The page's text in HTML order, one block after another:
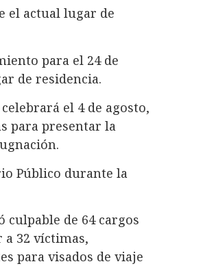
el actual lugar de
para el 24 de
de residencia.
el 4 de agosto,
para presentar la
Público durante la
culpable de 64 cargos
32 víctimas,
para visados de viaje